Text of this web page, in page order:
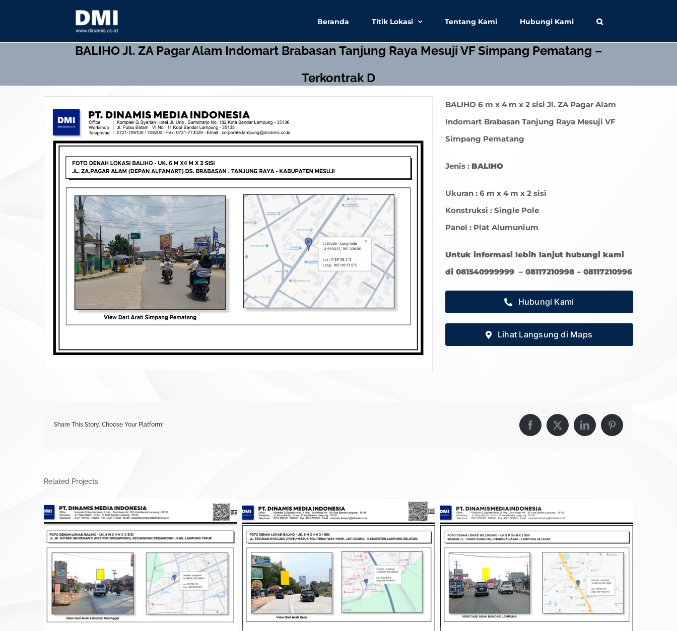
content
Beranda Titik Lokasi Tentang Kami Hubungi Kami
BALIHOJl. ZA Pagar Alam Indomart Brabasan Tanjung Raya Mesuji VF Simpang Pematang –
Terkontrak D
BALIHO 6 m x 4 m x 2 sisi Jl. ZA Pagar Alam
Indomart Brabasan Tanjung Raya Mesuji VF
Simpang Pematang
Jenis : BALIHO
Ukuran : 6 m x 4 m x 2 sisi
Konstruksi : Single Pole
Panel : Plat Alumunium
Untuk informasi lebih lanjut hubungi kami
di 081540999999 – 08117210998 – 08117210996
Hubungi Kami
Lihat Langsung di Maps
Share This Story, Choose Your Platform! Facebook
X LinkedInPinterest
Related Projects